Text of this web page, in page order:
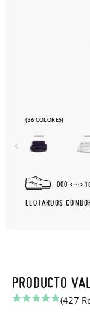
(36 COLORES)
000
LEOTARDOS
PRODUCTO
(427